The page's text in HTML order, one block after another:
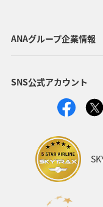
ANAグループ企業情報
SNS公式アカウント